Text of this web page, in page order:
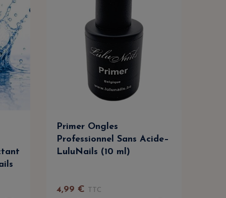
Primer Ongles
Professionnel Sans Acide–
LuluNails (10 ml)
4,99 € TTC